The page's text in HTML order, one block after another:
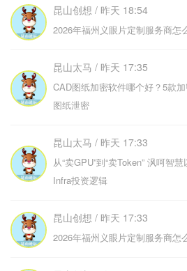
昆山创想 / 昨天 18:54
2026年福州义眼片定制服务商怎
昆山太马 / 昨天 17:35
CAD图纸加密软件哪个好？5款
图纸泄密
昆山太马 / 昨天 17:33
从“卖GPU”到“卖Token” 沨呵智
Infra投资逻辑
昆山创想 / 昨天 17:33
2026年福州义眼片定制服务商怎